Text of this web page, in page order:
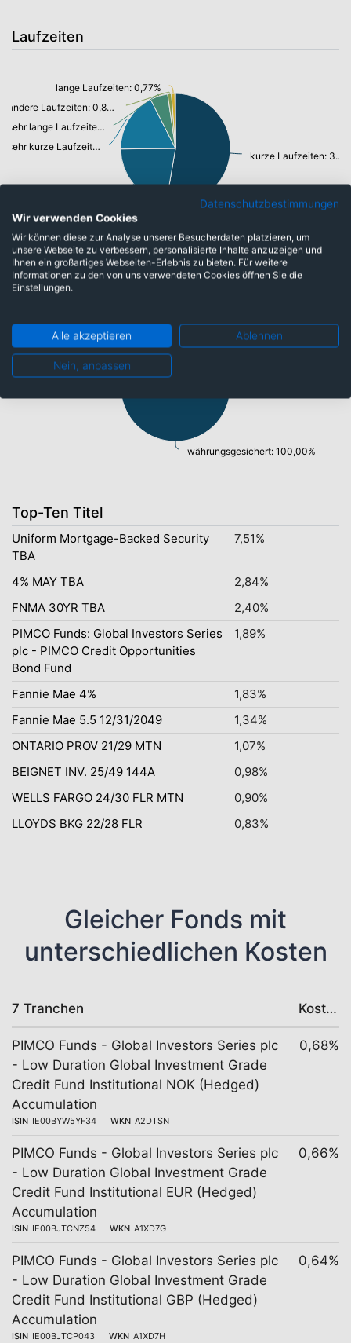
Laufzeiten
kurze Laufzeiten: 39,24%
sehr kurze Laufzeiten: 13,14%
sehr lange Laufzeiten: 3,87%
andere Laufzeiten: 0,83%
lange Laufzeiten: 0,77%
Währungen
währungsgesichert: 100,00%
Top-Ten Titel
Uniform Mortgage-Backed Security
TBA
7,51%
4% MAY TBA
2,84%
FNMA 30YR TBA
2,40%
PIMCO Funds: Global Investors Series
plc - PIMCO Credit Opportunities
Bond Fund
1,89%
Fannie Mae 4%
1,83%
Fannie Mae 5.5 12/31/2049
1,34%
ONTARIO PROV 21/29 MTN
1,07%
BEIGNET INV. 25/49 144A
0,98%
WELLS FARGO 24/30 FLR MTN
0,90%
LLOYDS BKG 22/28 FLR
0,83%
Gleicher Fonds mit
unterschiedlichen Kosten
7 Tranchen Kosten
PIMCO Funds - Global Investors Series plc
- Low Duration Global Investment Grade
Credit Fund Institutional NOK (Hedged)
Accumulation
ISIN IE00BYW5YF34 WKN A2DTSN
0,68%
PIMCO Funds - Global Investors Series plc
- Low Duration Global Investment Grade
Credit Fund Institutional EUR (Hedged)
Accumulation
ISIN IE00BJTCNZ54 WKN A1XD7G
0,66%
PIMCO Funds - Global Investors Series plc
- Low Duration Global Investment Grade
Credit Fund Institutional GBP (Hedged)
Accumulation
ISIN IE00BJTCP043 WKN A1XD7H
0,64%
Datenschutzbestimmungen
Wir verwenden Cookies
Wir können diese zur Analyse unserer Besucherdaten platzieren, um
unsere Webseite zu verbessern, personalisierte Inhalte anzuzeigen und
Ihnen ein großartiges Webseiten-Erlebnis zu bieten. Für weitere
Informationen zu den von uns verwendeten Cookies öffnen Sie die
Einstellungen.
Alle akzeptieren Ablehnen
Nein, anpassen